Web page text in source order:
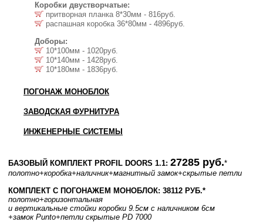
Коробки двустворчатые:
притворная планка 8*30мм - 816руб.
распашная коробка 36*80мм - 4896руб.
Доборы:
10*100мм - 1020руб.
10*140мм - 1428руб.
10*180мм - 1836руб.
ПОГОНАЖ МОНОБЛОК
ЗАВОДСКАЯ ФУРНИТУРА
ИНЖЕНЕРНЫЕ СИСТЕМЫ
БАЗОВЫЙ КОМПЛЕКТ PROFIL DOORS 1.1: 27285 руб.*
полотно+коробка+наличник+магнитный замок+скрытые петли
КОМПЛЕКТ С ПОГОНАЖЕМ МОНОБЛОК: 38112 РУБ.*
полотно+горизонтальная
и вертикальные стойки коробки 9.5см с наличником 6см
+замок Punto+петли скрытые PD 7000